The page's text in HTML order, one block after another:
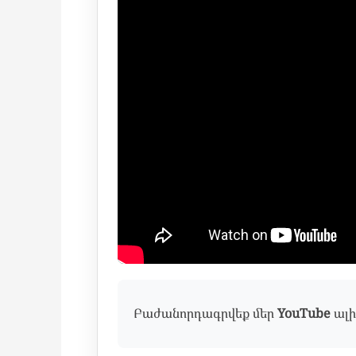
Բաժանորդագրվեք մերYouTube